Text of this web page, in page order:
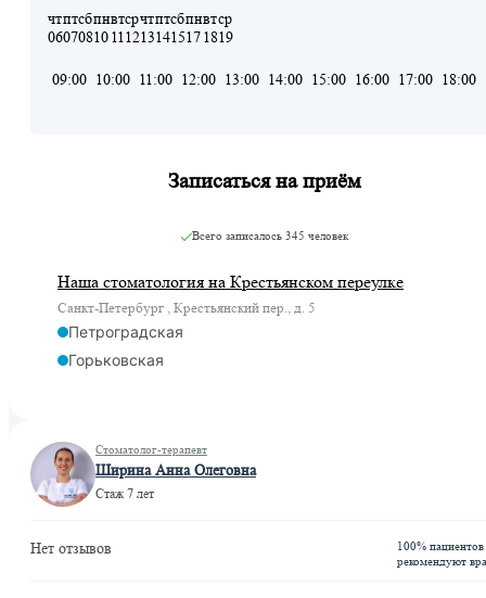
чт
06
пт
07
сб
08
пн
10
вт
11
ср
12
чт
13
пт
14
сб
15
пн
17
вт
18
ср
19
09:00 10:00 11:00 12:00 13:00 14:00 15:00 16:00 17:00 18:00
Записаться на приём
Всего записалось 345 человек
Наша стоматология на Крестьянском переулке
Санкт-Петербург , Крестьянский пер., д. 5
Петроградская
Горьковская
Стоматолог-терапевт
Ширина Анна Олеговна
Стаж 7 лет
Нет отзывов
100% пациентов
рекомендуют